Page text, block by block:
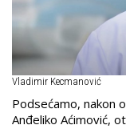
Vladimir Kecmanović
Podsećamo, nakon
Anđeliko Aćimović,